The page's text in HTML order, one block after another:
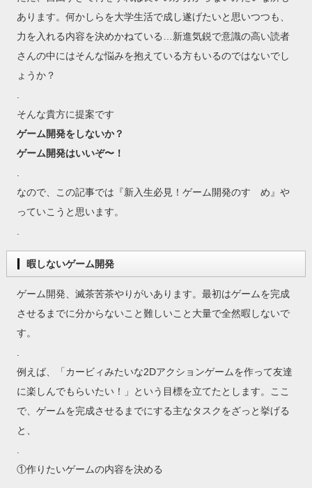
あります。何かしらを大学生活で成し遂げたいと思いつつも、
力を入れる内容を決めかねている…新進気鋭で意識の高い読者
さんの中にはそんな悩みを抱えている方もいるのではないでし
ょうか？
そんな貴方に提案です
ゲーム開発をしないか？
ゲーム開発はいいぞ〜！
なので、この記事では『新入生必見！ゲーム開発のすゝめ』や
っていこうと思います。
暇しないゲーム開発
ゲーム開発、滅茶苦茶やりがいあります。最初はゲームを完成
させるまでに分からないこと難しいこと大量で全然暇しないで
す。
例えば、「カービィみたいな2Dアクションゲームを作って友達
に楽しんでもらいたい！」という目標を立てたとします。ここ
で、ゲームを完成させるまでにする主なタスクをざっと挙げる
と、
①作りたいゲームの内容を決める